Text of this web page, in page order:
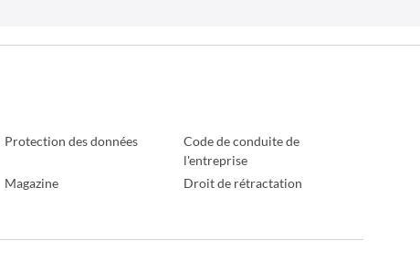
Protection des données
Code de conduite de
l'entreprise
Magazine
Droit de rétractation